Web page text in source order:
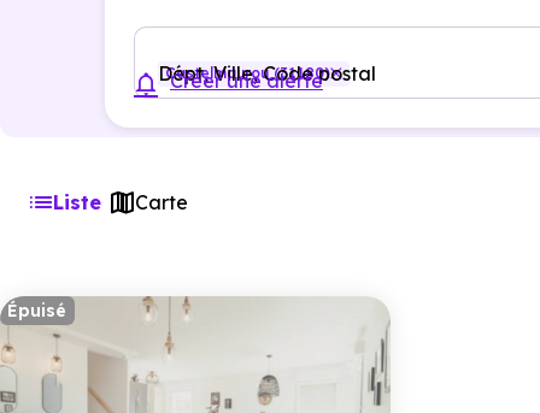
Dépt, Ville, Code postal
Castelmaurou (31180)
Créer une alerte
Liste Carte
Épuisé